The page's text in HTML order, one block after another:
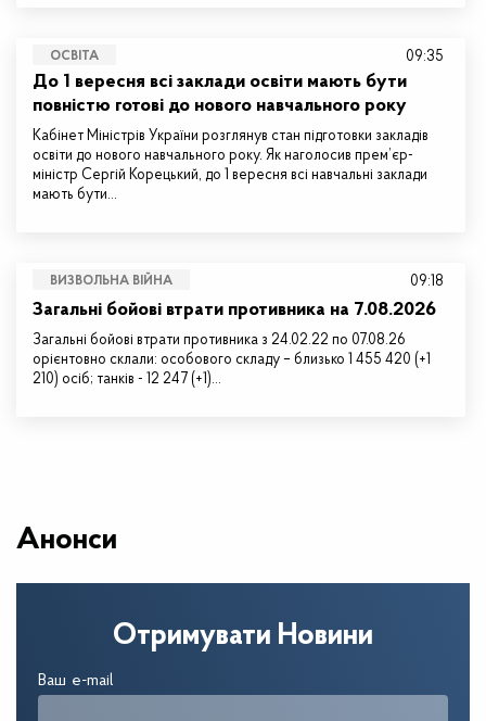
ОСВІТА
До 1 вересня всі заклади освіти мають бути
повністю готові до нового навчального року
Кабінет Міністрів України розглянув стан підготовки закладів
освіти до нового навчального року. Як наголосив прем’єр-
міністр Сергій Корецький, до 1 вересня всі навчальні заклади
мають бути…
09:35
ВИЗВОЛЬНА ВІЙНА
Загальні бойові втрати противника на 7.08.2026
Загальні бойові втрати противника з 24.02.22 по 07.08.26
орієнтовно склали: особового складу – близько 1 455 420 (+1
210) осіб; танків - 12 247 (+1)…
09:18
Анонси
Отримувати Новини
Ваш e-mail